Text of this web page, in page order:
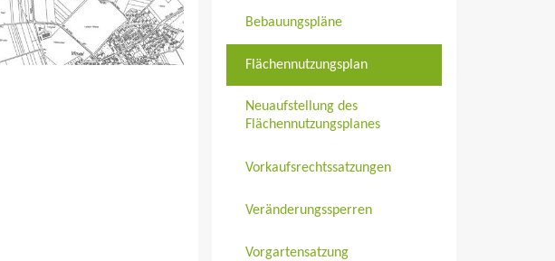
Bebauungspläne
Flächennutzungsplan
Neuaufstellung des
Flächennutzungsplanes
Vorkaufsrechtssatzungen
Veränderungssperren
Vorgartensatzung